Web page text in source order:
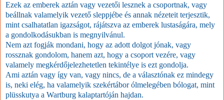
Ezek az emberek aztán vagy vezetői lesznek a csoportnak, vagy
beállnak valamelyik vezető sleppjébe és annak nézeteit terjesztik,
mint csalhatatlan igazságot, rájátszva az emberek lustaságára, mely
a gondolkodásukban is megnyilvánul.
Nem azt fogják mondani, hogy az adott dolgot jónak, vagy
rossznak gondolom, hanem azt, hogy a csoport vezére, vagy
valamely megkérdőjelezhetetlen tekintélye is ezt gondolja.
Ami aztán vagy így van, vagy nincs, de a választónak ez mindegy
is, neki elég, ha valamelyik szekértábor ólmelegében bólogat, mint
plüsskutya a Wartburg kalaptartóján hajdan.